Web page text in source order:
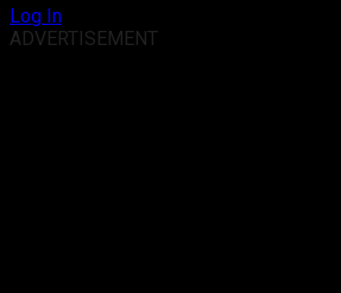
Log In
ADVERTISEMENT